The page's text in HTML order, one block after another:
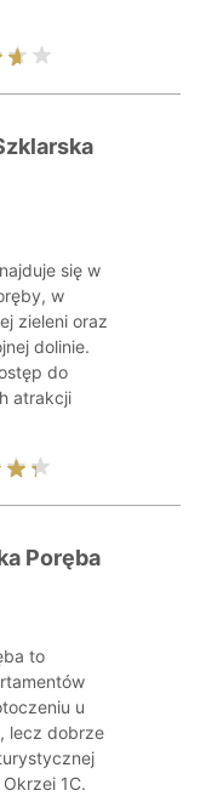
się w
w
zieleni oraz
dolinie.
do
atrakcji
Poręba
to
u
lecz dobrze
1C.